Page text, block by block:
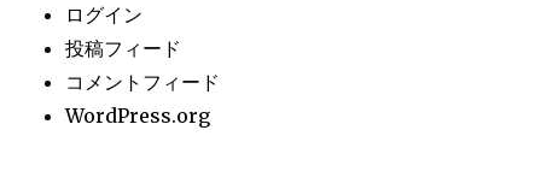
ログイン
投稿フィード
コメントフィード
WordPress.org